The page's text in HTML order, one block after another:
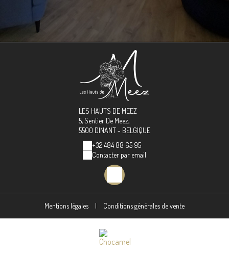
LES HAUTS DE MEEZ
5, Sentier De Meez,
5500 DINANT - BELGIQUE
+32 484 88 65 95
Contacter par email
Mentions légales | Conditions générales de vente